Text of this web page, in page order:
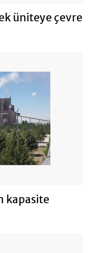
üniteye çevre
kapasite